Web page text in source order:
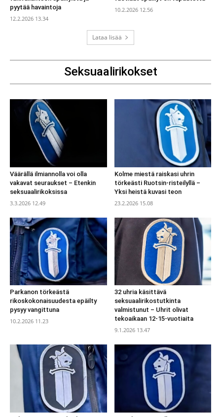
pyytää havaintoja
12.2.2026 13.34
10.2.2026 12.56
Lataa lisää
Seksuaalirikokset
Väärällä ilmiannolla voi olla
vakavat seuraukset – Etenkin
seksuaalirikoksissa
3.3.2026 12.49
Kolme miestä raiskasi uhrin
törkeästi Ruotsin-risteilyllä –
Yksi heistä kuvasi teon
23.2.2026 15.08
Parkanon törkeästä
rikoskokonaisuudesta epäilty
pysyy vangittuna
10.2.2026 11.23
32 uhria käsittävä
seksuaalirikostutkinta
valmistunut – Uhrit olivat
tekoaikaan 12-15-vuotiaita
9.1.2026 13.47